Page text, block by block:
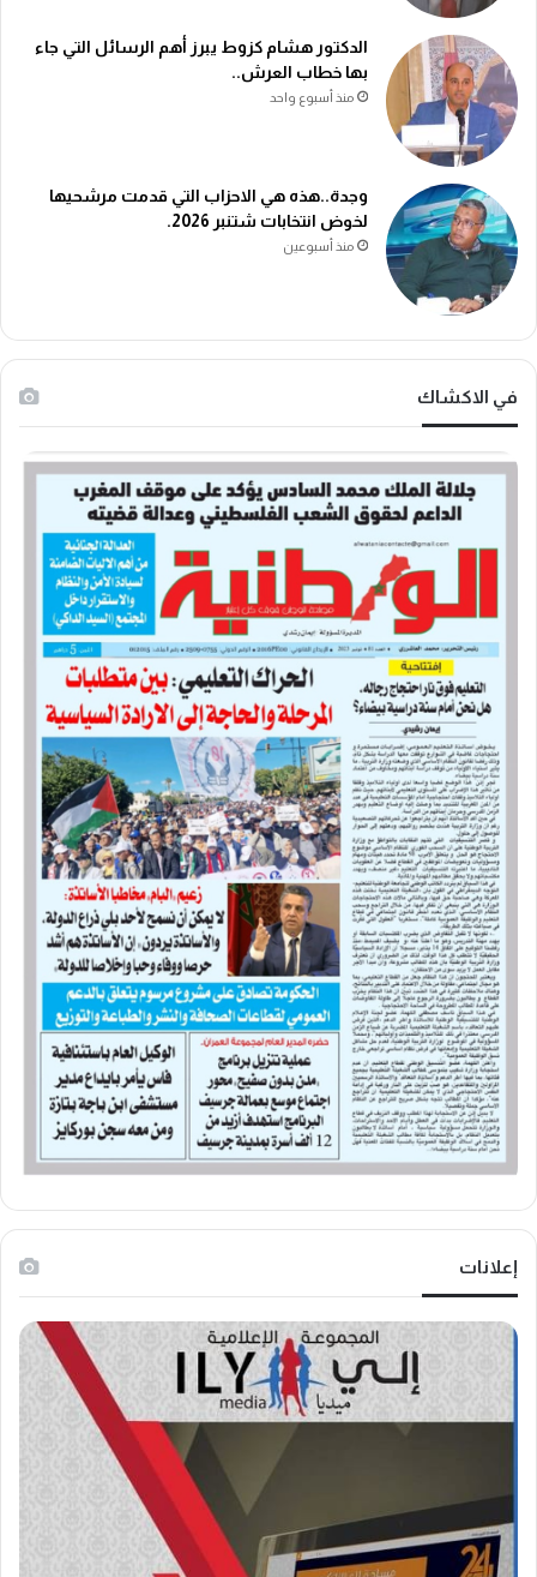
الدكتور هشام كزوط يبرز أهم الرسائل التي جاء
بها خطاب العرش..
منذ أسبوع واحد
وجدة..هذه هي الاحزاب التي قدمت مرشحيها
لخوض انتخابات شتنبر 2026.
منذ أسبوعين
في الاكشاك
إعلانات